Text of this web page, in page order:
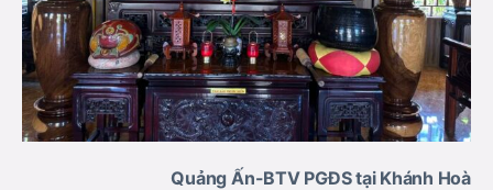
Quảng Ấn-BTV PGĐS tại Khánh Hoà